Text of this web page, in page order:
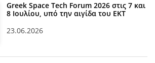
Greek Space Tech Forum 2026 στις 7 και
8 Ιουλίου, υπό την αιγίδα του ΕΚΤ
23.06.2026